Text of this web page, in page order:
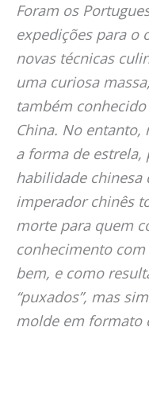
Foram os
expedições para o
novas técnicas
uma curiosa
também
China. No
a forma de estrela,
habilidade chinesa
imperador chinês
morte para quem
conhecimento
bem, e como
“puxados”, mas
molde em formato